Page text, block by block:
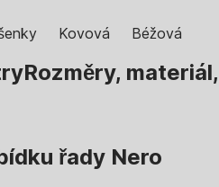
Kovová Béžová
Rozměry,
řady Nero